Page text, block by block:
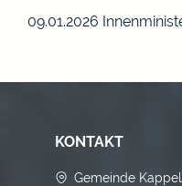
09.01.2026
KONTAKT
Gemeinde